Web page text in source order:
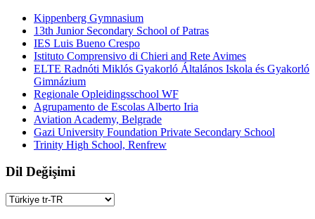
Kippenberg Gymnasium
13th Junior Secondary School of Patras
IES Luis Bueno Crespo
Istituto Comprensivo di Chieri and Rete Avimes
ELTE Radnóti Miklós Gyakorló Általános Iskola és Gyakorló
Gimnázium
Regionale Opleidingsschool WF
Agrupamento de Escolas Alberto Iria
Aviation Academy, Belgrade
Gazi University Foundation Private Secondary School
Trinity High School, Renfrew
Dil Değişimi